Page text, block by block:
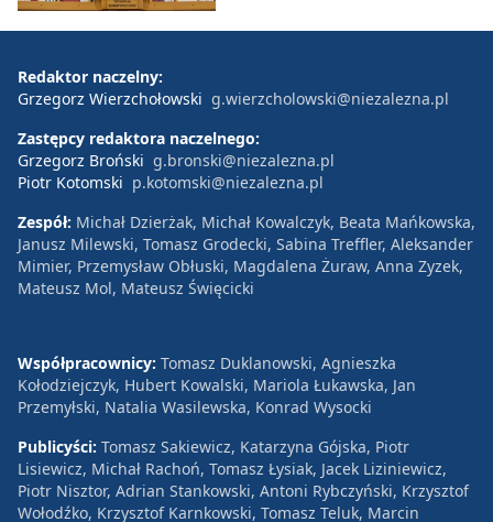
Redaktor naczelny:
Grzegorz Wierzchołowski g.wierzcholowski@niezalezna.pl
Zastępcy redaktora naczelnego:
Grzegorz Broński g.bronski@niezalezna.pl
Piotr Kotomski p.kotomski@niezalezna.pl
Zespół: Michał Dzierżak, Michał Kowalczyk, Beata Mańkowska,
Janusz Milewski, Tomasz Grodecki, Sabina Treffler, Aleksander
Mimier, Przemysław Obłuski, Magdalena Żuraw, Anna Zyzek,
Mateusz Mol, Mateusz Święcicki
Współpracownicy: Tomasz Duklanowski, Agnieszka
Kołodziejczyk, Hubert Kowalski, Mariola Łukawska, Jan
Przemyłski, Natalia Wasilewska, Konrad Wysocki
Publicyści: Tomasz Sakiewicz, Katarzyna Gójska, Piotr
Lisiewicz, Michał Rachoń, Tomasz Łysiak, Jacek Liziniewicz,
Piotr Nisztor, Adrian Stankowski, Antoni Rybczyński, Krzysztof
Wołodźko, Krzysztof Karnkowski, Tomasz Teluk, Marcin